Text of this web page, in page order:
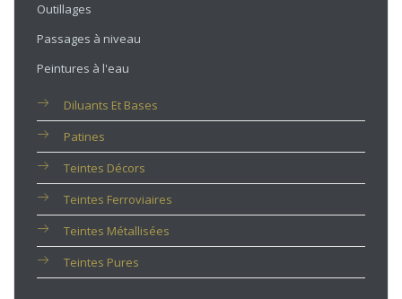
Outillages
Passages à niveau
Peintures à l'eau
Diluants Et Bases
Patines
Teintes Décors
Teintes Ferroviaires
Teintes Métallisées
Teintes Pures